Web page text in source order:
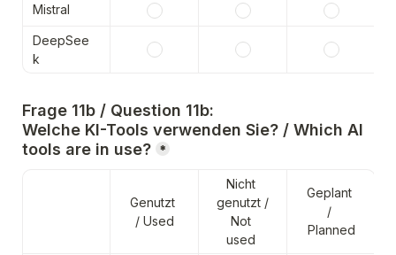
Mistral
DeepSee
k
Frage 11b / Question 11b:
Welche KI-Tools verwenden Sie? / Which AI
tools are in use? *
Genutzt
/ Used
Nicht
genutzt /
Not
used
Geplant
/
Planned